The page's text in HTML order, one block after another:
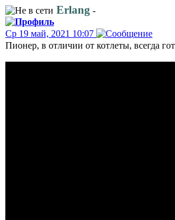
Erlang -
Ср 19 май, 2021 10:07
Пионер, в отличии от котлеты, всегда